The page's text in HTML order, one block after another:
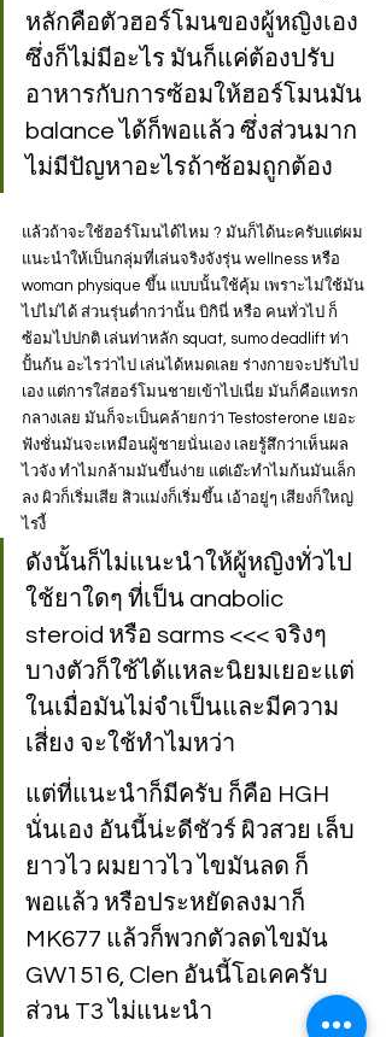
หลักคือตัวฮอร์โมนของผู้หญิงเอง
ซึ่งก็ไม่มีอะไร มันก็แค่ต้องปรับ
อาหารกับการซ้อมให้ฮอร์โมนมัน
balance ได้ก็พอแล้ว ซึ่งส่วนมาก
ไม่มีปัญหาอะไรถ้าซ้อมถูกต้อง
แล้วถ้าจะใช้ฮอร์โมนได้ไหม ? มันก็ได้นะครับแต่ผม
แนะนำให้เป็นกลุ่มที่เล่นจริงจังรุ่น wellness หรือ
woman physique ขึ้น แบบนั้นใช้คุ้ม เพราะไม่ใช้มัน
ไปไม่ได้ ส่วนรุ่นต่ำกว่านั้น บิกินี่ หรือ คนทั่วไป ก็
ซ้อมไปปกติ เล่นท่าหลัก squat, sumo deadlift ท่า
ปั้นก้น อะไรว่าไป เล่นได้หมดเลย ร่างกายจะปรับไป
เอง แต่การใส่ฮอร์โมนชายเข้าไปเนี่ย มันก็คือแทรก
กลางเลย มันก็จะเป็นคล้ายกว่า Testosterone เยอะ
ฟังชั่นมันจะเหมือนผู้ชายนั่นเอง เลยรู้สึกว่าเห็นผล
ไวจัง ทำไมกล้ามมันขึ้นง่าย แต่เอ๊ะทำไมก้นมันเล็ก
ลง ผิวก็เริ่มเสีย สิวแม่งก็เริ่มขึ้น เอ้าอยู่ๆ เสียงก็ใหญ่
ไรงี้
ดังนั้นก็ไม่แนะนำให้ผู้หญิงทั่วไป
ใช้ยาใดๆ ที่เป็น anabolic
steroid หรือ sarms <<< จริงๆ
บางตัวก็ใช้ได้แหละนิยมเยอะแต่
ในเมื่อมันไม่จำเป็นและมีความ
เสี่ยง จะใช้ทำไมหว่า
แต่ที่แนะนำก็มีครับ ก็คือ HGH
นั่นเอง อันนี้น่ะดีชัวร์ ผิวสวย เล็บ
ยาวไว ผมยาวไว ไขมันลด ก็
พอแล้ว หรือประหยัดลงมาก็
MK677 แล้วก็พวกตัวลดไขมัน
GW1516, Clen อันนี้โอเคครับ
ส่วน T3 ไม่แนะนำ